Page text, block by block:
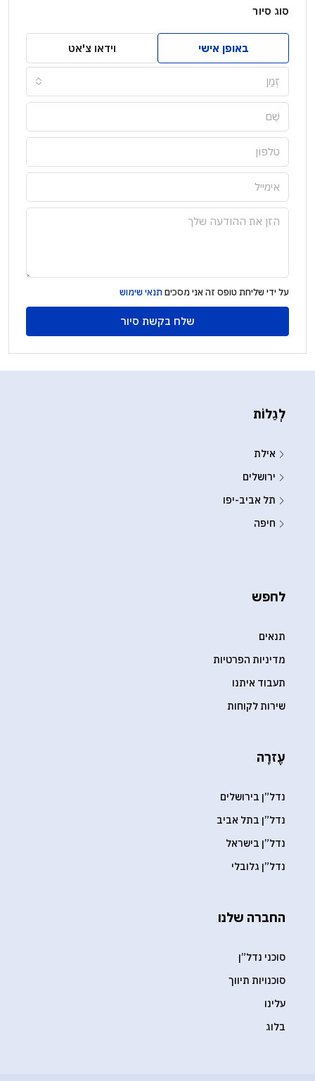
סוג סיור
באופן אישי וידאו צ'אט
זְמַן
על ידי שליחת טופס זה אני מסכיםתנאי שימוש
שלח בקשת סיור
לְגַלוֹת
אילת
ירושלים
תל אביב-יפו
חיפה
לחפש
תנאים
מדיניות הפרטיות
תעבוד איתנו
שירות לקוחות
עֶזרָה
נדל”ן בירושלים
נדל”ן בתל אביב
נדל”ן בישראל
נדל”ן גלובלי
החברה שלנו
סוכני נדל”ן
סוכנויות תיווך
עלינו
בלוג